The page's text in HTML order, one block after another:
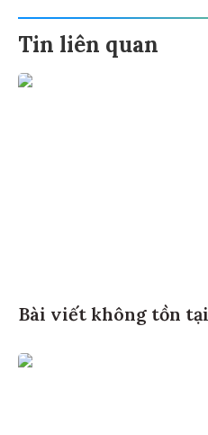
Tin liên quan
Bài viết không tồn tại